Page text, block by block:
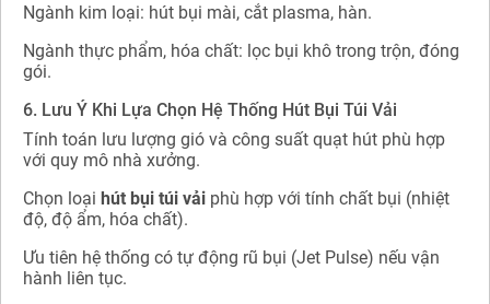
Ngành kim loại: hút bụi mài, cắt plasma, hàn.
Ngành thực phẩm, hóa chất: lọc bụi khô trong trộn, đóng
gói.
6. Lưu Ý Khi Lựa Chọn Hệ Thống Hút Bụi Túi Vải
Tính toán lưu lượng gió và công suất quạt hút phù hợp
với quy mô nhà xưởng.
Chọn loại hút bụi túi vải phù hợp với tính chất bụi (nhiệt
độ, độ ẩm, hóa chất).
Ưu tiên hệ thống có tự động rũ bụi (Jet Pulse) nếu vận
hành liên tục.